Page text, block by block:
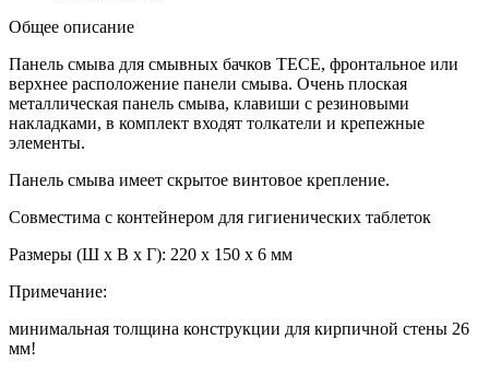
Общее описание
Панель смыва для смывных бачков TECE, фронтальное или
верхнее расположение панели смыва. Очень плоская
металлическая панель смыва, клавиши с резиновыми
накладками, в комплект входят толкатели и крепежные
элементы.
Панель смыва имеет скрытое винтовое крепление.
Совместима с контейнером для гигиенических таблеток
Размеры (Ш x В x Г): 220 x 150 x 6 мм
Примечание:
минимальная толщина конструкции для кирпичной стены 26
мм!